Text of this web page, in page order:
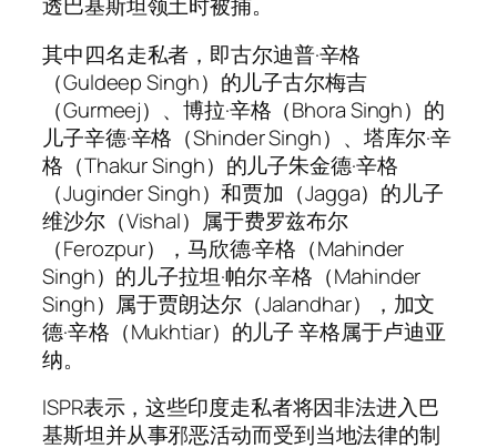
透巴基斯坦领土时被捕。
其中四名走私者，即古尔迪普·辛格
（Guldeep Singh）的儿子古尔梅吉
（Gurmeej）、博拉·辛格（Bhora Singh）的
儿子辛德·辛格（Shinder Singh）、塔库尔·辛
格（Thakur Singh）的儿子朱金德·辛格
（Juginder Singh）和贾加（Jagga）的儿子
维沙尔（Vishal）属于费罗兹布尔
（Ferozpur），马欣德·辛格（Mahinder
Singh）的儿子拉坦·帕尔·辛格（Mahinder
Singh）属于贾朗达尔（Jalandhar），加文
德·辛格（Mukhtiar）的儿子 辛格属于卢迪亚
纳。
ISPR表示，这些印度走私者将因非法进入巴
基斯坦并从事邪恶活动而受到当地法律的制